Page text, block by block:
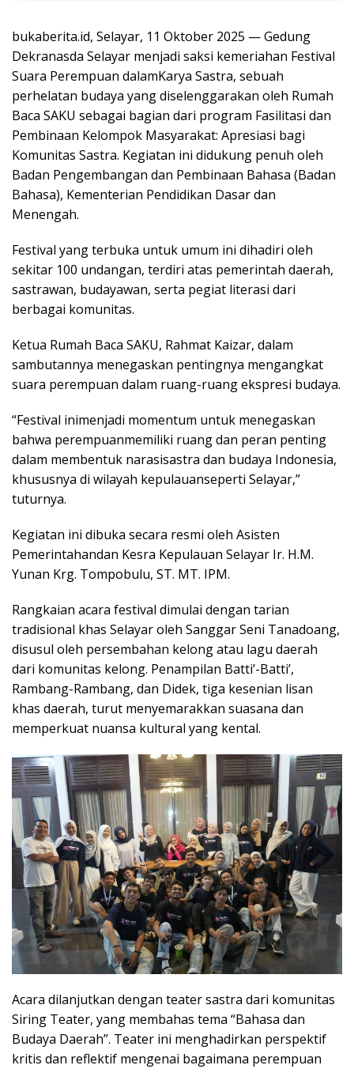
bukaberita.id, Selayar, 11 Oktober 2025 — Gedung
Dekranasda Selayar menjadi saksi kemeriahan Festival
Suara Perempuan dalamKarya Sastra, sebuah
perhelatan budaya yang diselenggarakan oleh Rumah
Baca SAKU sebagai bagian dari program Fasilitasi dan
Pembinaan Kelompok Masyarakat: Apresiasi bagi
Komunitas Sastra. Kegiatan ini didukung penuh oleh
Badan Pengembangan dan Pembinaan Bahasa (Badan
Bahasa), Kementerian Pendidikan Dasar dan
Menengah.
Festival yang terbuka untuk umum ini dihadiri oleh
sekitar 100 undangan, terdiri atas pemerintah daerah,
sastrawan, budayawan, serta pegiat literasi dari
berbagai komunitas.
Ketua Rumah Baca SAKU, Rahmat Kaizar, dalam
sambutannya menegaskan pentingnya mengangkat
suara perempuan dalam ruang-ruang ekspresi budaya.
“Festival inimenjadi momentum untuk menegaskan
bahwa perempuanmemiliki ruang dan peran penting
dalam membentuk narasisastra dan budaya Indonesia,
khususnya di wilayah kepulauanseperti Selayar,”
tuturnya.
Kegiatan ini dibuka secara resmi oleh Asisten
Pemerintahandan Kesra Kepulauan Selayar Ir. H.M.
Yunan Krg. Tompobulu, ST. MT. IPM.
Rangkaian acara festival dimulai dengan tarian
tradisional khas Selayar oleh Sanggar Seni Tanadoang,
disusul oleh persembahan kelong atau lagu daerah
dari komunitas kelong. Penampilan Batti’-Batti’,
Rambang-Rambang, dan Didek, tiga kesenian lisan
khas daerah, turut menyemarakkan suasana dan
memperkuat nuansa kultural yang kental.
Acara dilanjutkan dengan teater sastra dari komunitas
Siring Teater, yang membahas tema “Bahasa dan
Budaya Daerah”. Teater ini menghadirkan perspektif
kritis dan reflektif mengenai bagaimana perempuan